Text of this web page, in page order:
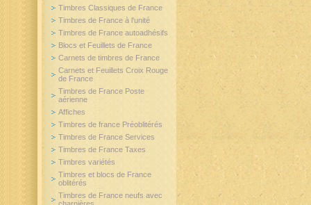
Timbres Classiques de France
Timbres de France à l'unité
Timbres de France autoadhésifs
Blocs et Feuillets de France
Carnets de timbres de France
Carnets et Feuillets Croix Rouge
de France
Timbres de France Poste
aérienne
Affiches
Timbres de france Préoblitérés
Timbres de France Services
Timbres de France Taxes
Timbres variétés
Timbres et blocs de France
oblitérés
Timbres de France neufs avec